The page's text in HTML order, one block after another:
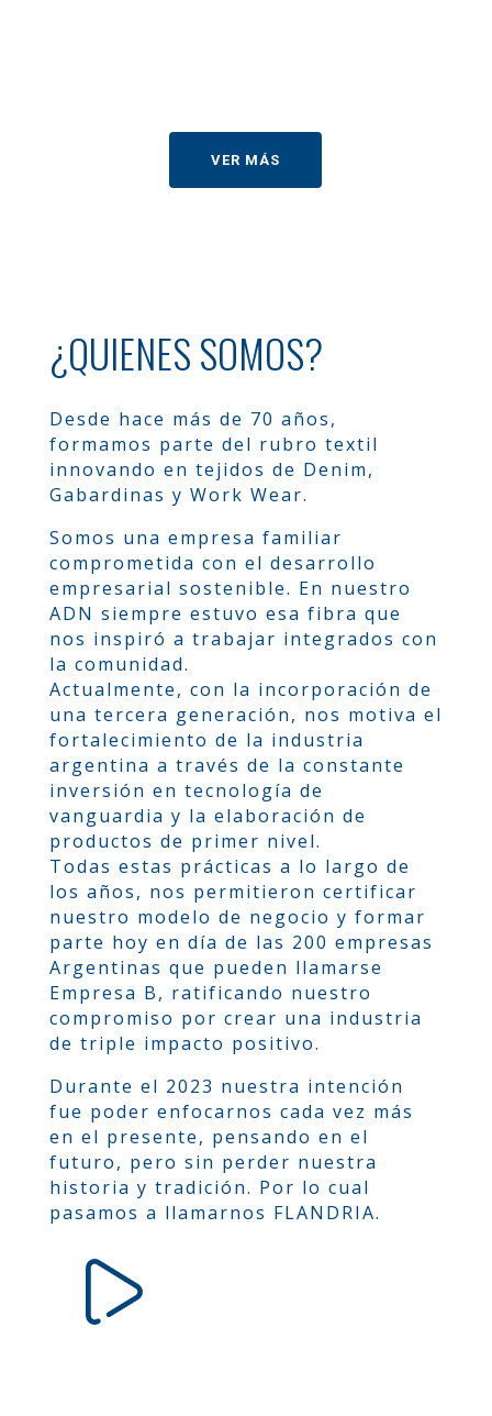
VER MÁS
¿QUIENES SOMOS?
Desde hace más de 70 años,
formamos parte del rubro textil
innovando en tejidos de Denim,
Gabardinas y Work Wear.
Somos una empresa familiar
comprometida con el desarrollo
empresarial sostenible. En nuestro
ADN siempre estuvo esa fibra que
nos inspiró a trabajar integrados con
la comunidad.
Actualmente, con la incorporación de
una tercera generación, nos motiva el
fortalecimiento de la industria
argentina a través de la constante
inversión en tecnología de
vanguardia y la elaboración de
productos de primer nivel.
Todas estas prácticas a lo largo de
los años, nos permitieron certificar
nuestro modelo de negocio y formar
parte hoy en día de las 200 empresas
Argentinas que pueden llamarse
Empresa B, ratificando nuestro
compromiso por crear una industria
de triple impacto positivo.
Durante el 2023 nuestra intención
fue poder enfocarnos cada vez más
en el presente, pensando en el
futuro, pero sin perder nuestra
historia y tradición. Por lo cual
pasamos a llamarnos FLANDRIA.